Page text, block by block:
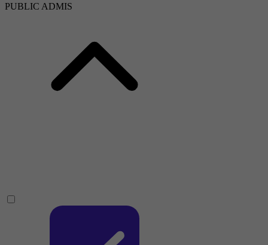
PUBLIC ADMIS